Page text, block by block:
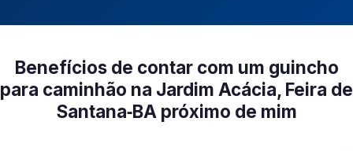
Benefícios de contar com um guincho
para caminhão na Jardim Acácia, Feira de
Santana‑BA próximo de mim